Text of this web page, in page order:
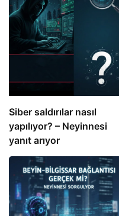
Siber saldırılar nasıl
yapılıyor? – Neyinnesi
yanıt arıyor